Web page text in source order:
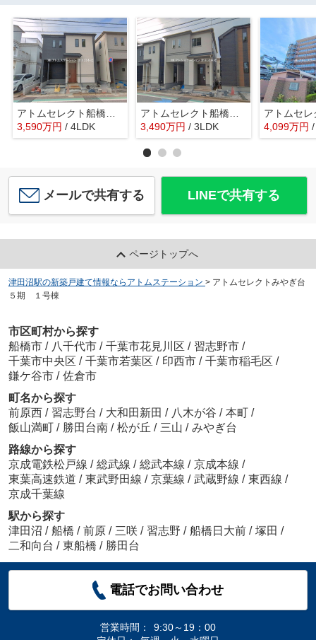
アトムセレクト船橋市習志野台8丁目1905番C号棟
3,590万円 / 4LDK
アトムセレクト船橋市習志野台8丁目1905番B号棟
3,490万円 / 3LDK 4,099万円
メールで共有する LINEで共有する
ページトップへ
津田沼駅の新築戸建て情報ならアトムステーション > アトムセレクトみやぎ台
５期 １号棟
市区町村から探す
船橋市 / 八千代市 / 千葉市花見川区 / 習志野市 /
千葉市中央区 / 千葉市若葉区 / 印西市 / 千葉市稲毛区 /
鎌ケ谷市 / 佐倉市
町名から探す
前原西 / 習志野台 / 大和田新田 / 八木が谷 / 本町 /
飯山満町 / 勝田台南 / 松が丘 / 三山 / みやぎ台
路線から探す
京成電鉄松戸線 / 総武線 / 総武本線 / 京成本線 /
東葉高速鉄道 / 東武野田線 / 京葉線 / 武蔵野線 / 東西線 /
京成千葉線
駅から探す
津田沼 / 船橋 / 前原 / 三咲 / 習志野 / 船橋日大前 / 塚田 /
二和向台 / 東船橋 / 勝田台
電話でお問い合わせ
営業時間：
9:30～19：00